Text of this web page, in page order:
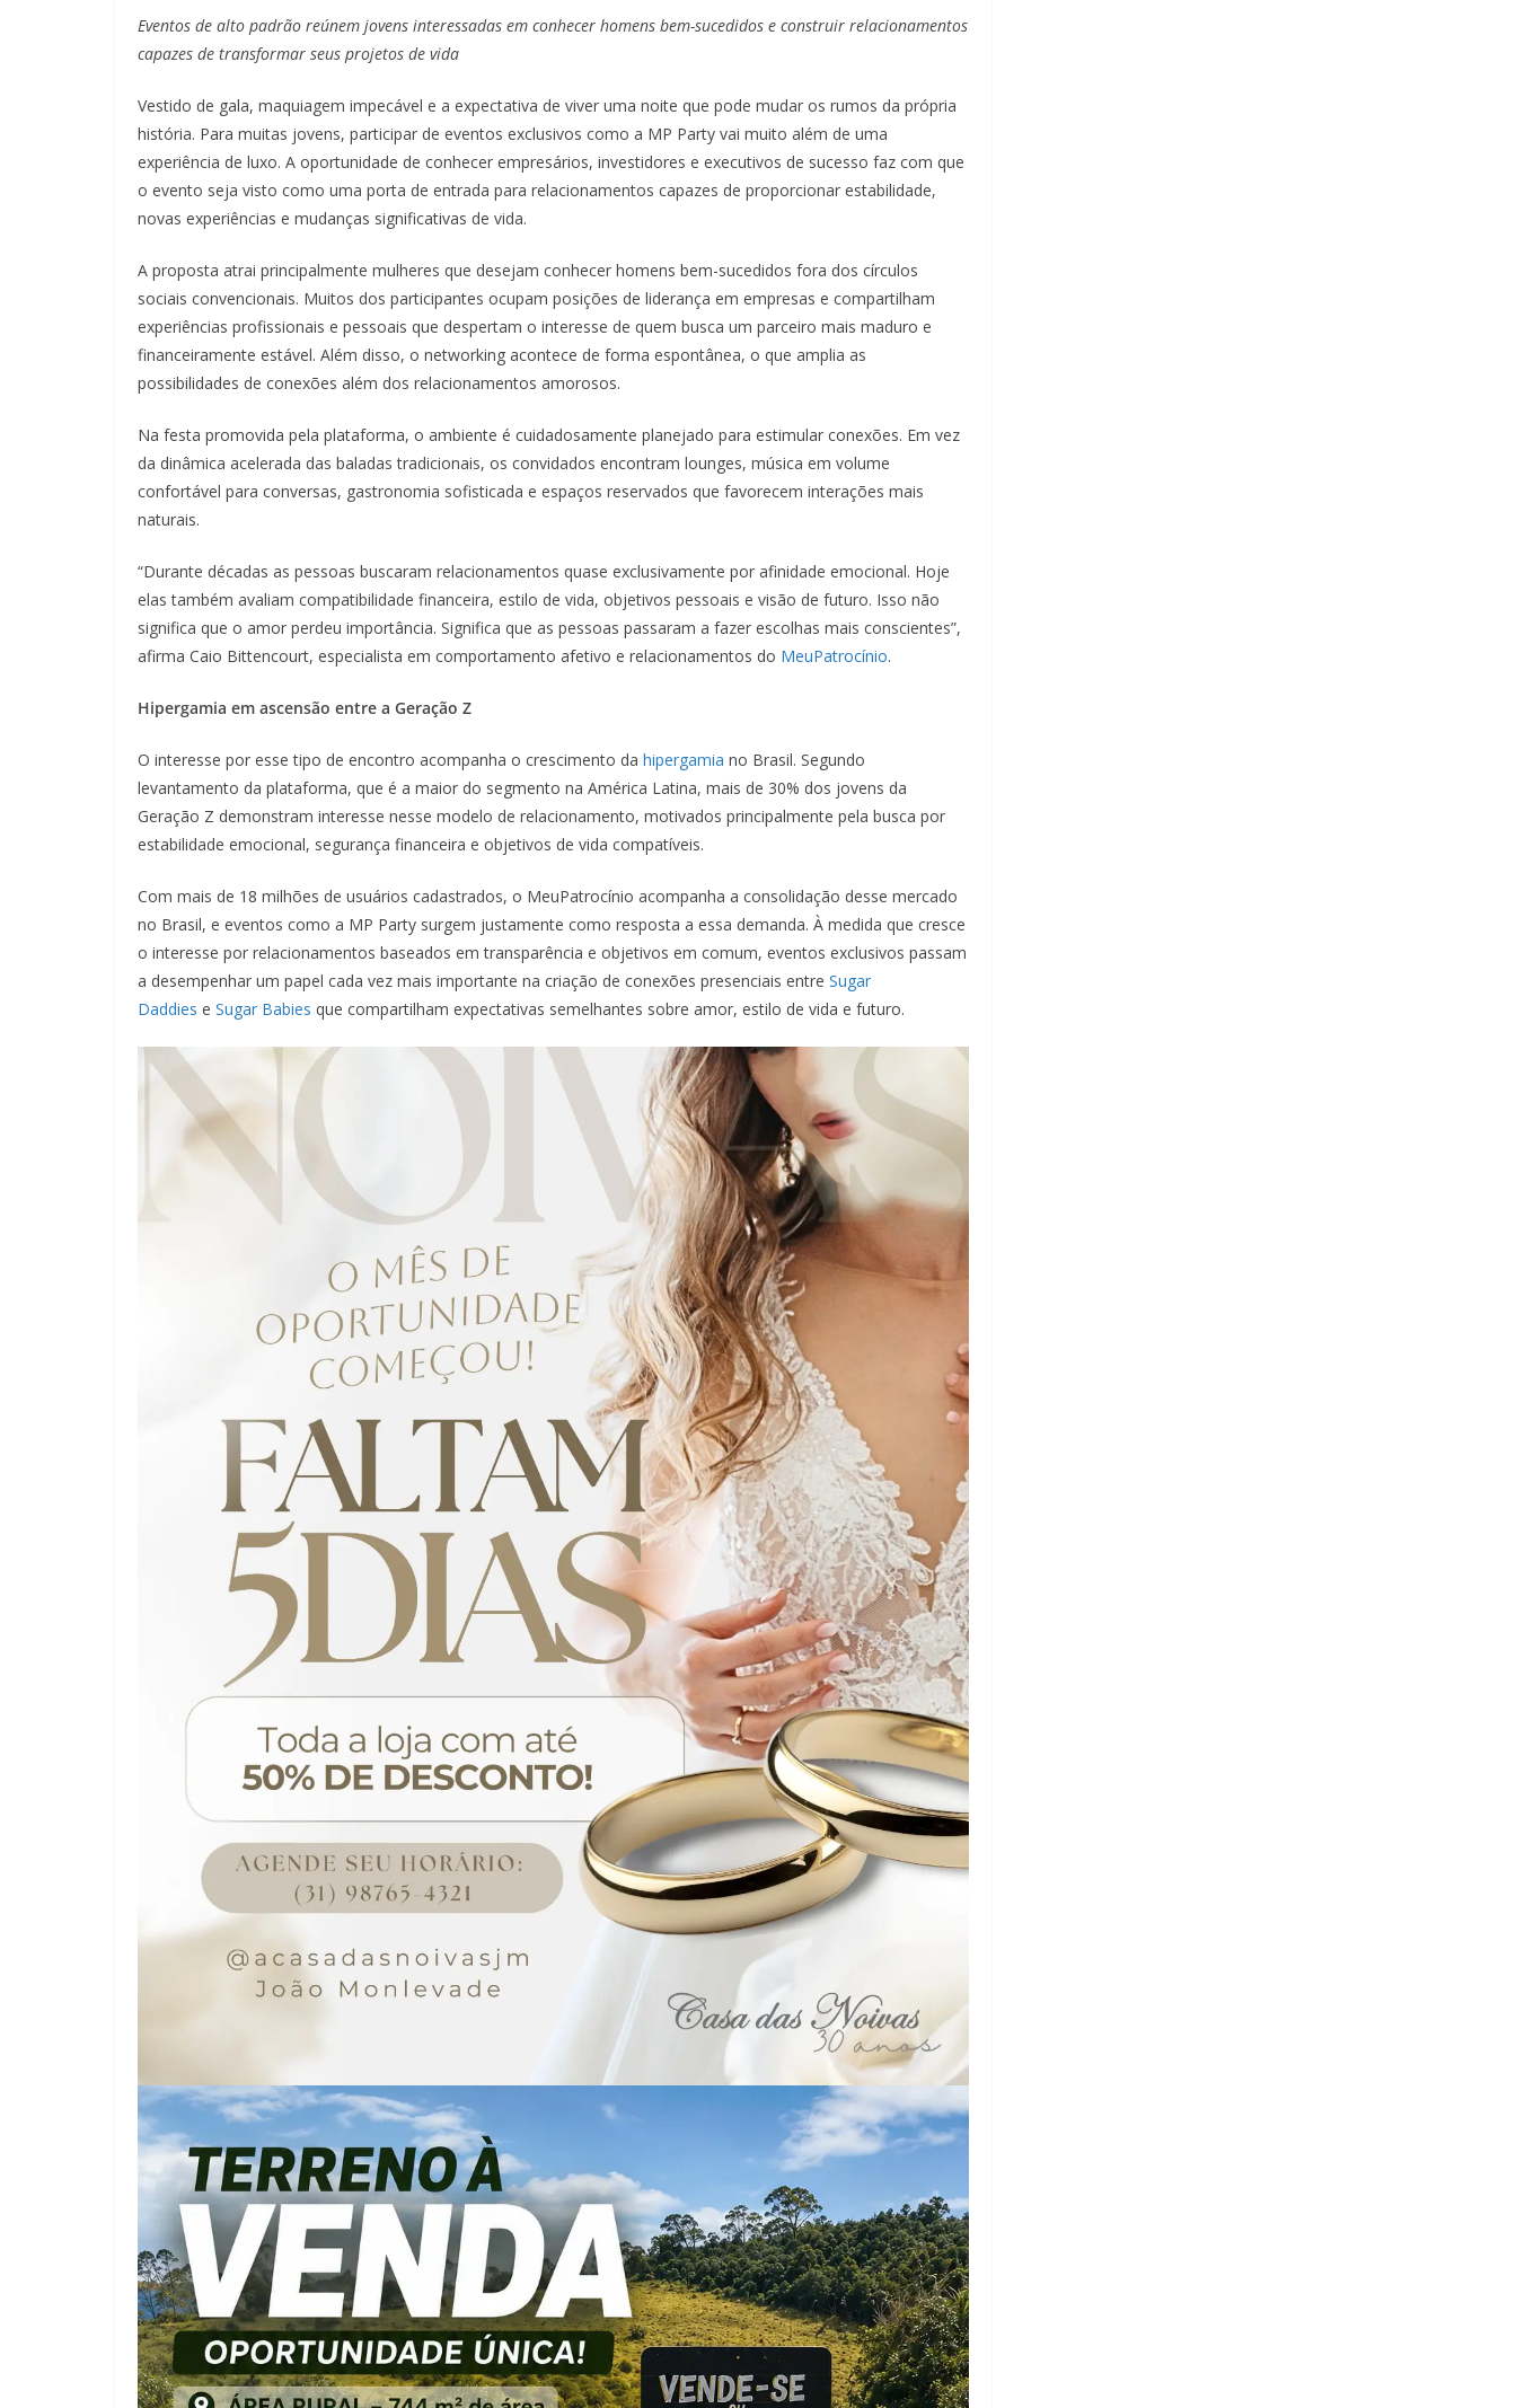
Eventos de alto padrão reúnem jovens interessadas em conhecer homens bem-sucedidos e construir relacionamentos
capazes de transformar seus projetos de vida
Vestido de gala, maquiagem impecável e a expectativa de viver uma noite que pode mudar os rumos da própria
história. Para muitas jovens, participar de eventos exclusivos como a MP Party vai muito além de uma
experiência de luxo. A oportunidade de conhecer empresários, investidores e executivos de sucesso faz com que
o evento seja visto como uma porta de entrada para relacionamentos capazes de proporcionar estabilidade,
novas experiências e mudanças significativas de vida.
A proposta atrai principalmente mulheres que desejam conhecer homens bem-sucedidos fora dos círculos
sociais convencionais. Muitos dos participantes ocupam posições de liderança em empresas e compartilham
experiências profissionais e pessoais que despertam o interesse de quem busca um parceiro mais maduro e
financeiramente estável. Além disso, o networking acontece de forma espontânea, o que amplia as
possibilidades de conexões além dos relacionamentos amorosos.
Na festa promovida pela plataforma, o ambiente é cuidadosamente planejado para estimular conexões. Em vez
da dinâmica acelerada das baladas tradicionais, os convidados encontram lounges, música em volume
confortável para conversas, gastronomia sofisticada e espaços reservados que favorecem interações mais
naturais.
“Durante décadas as pessoas buscaram relacionamentos quase exclusivamente por afinidade emocional. Hoje
elas também avaliam compatibilidade financeira, estilo de vida, objetivos pessoais e visão de futuro. Isso não
significa que o amor perdeu importância. Significa que as pessoas passaram a fazer escolhas mais conscientes”,
afirma Caio Bittencourt, especialista em comportamento afetivo e relacionamentos do MeuPatrocínio.
Hipergamia em ascensão entre a Geração Z
O interesse por esse tipo de encontro acompanha o crescimento da hipergamia no Brasil. Segundo
levantamento da plataforma, que é a maior do segmento na América Latina, mais de 30% dos jovens da
Geração Z demonstram interesse nesse modelo de relacionamento, motivados principalmente pela busca por
estabilidade emocional, segurança financeira e objetivos de vida compatíveis.
Com mais de 18 milhões de usuários cadastrados, o MeuPatrocínio acompanha a consolidação desse mercado
no Brasil, e eventos como a MP Party surgem justamente como resposta a essa demanda. À medida que cresce
o interesse por relacionamentos baseados em transparência e objetivos em comum, eventos exclusivos passam
a desempenhar um papel cada vez mais importante na criação de conexões presenciais entre Sugar
Daddies e Sugar Babies que compartilham expectativas semelhantes sobre amor, estilo de vida e futuro.